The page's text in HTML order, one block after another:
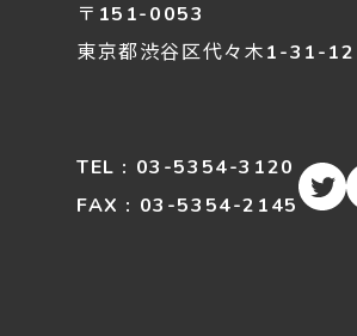
〒151-0053
東京都渋谷区代々木1-31-12
TEL : 03-5354-3120
FAX : 03-5354-2145